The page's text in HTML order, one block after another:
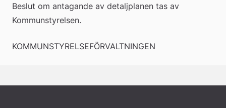
Beslut om antagande av detaljplanen tas av
Kommunstyrelsen.
KOMMUNSTYRELSEFÖRVALTNINGEN